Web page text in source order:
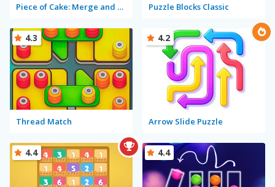
Piece of Cake: Merge and Bake Puzzle Blocks Classic
Thread Match
4.3
Arrow Slide Puzzle
4.2
4.4 4.4